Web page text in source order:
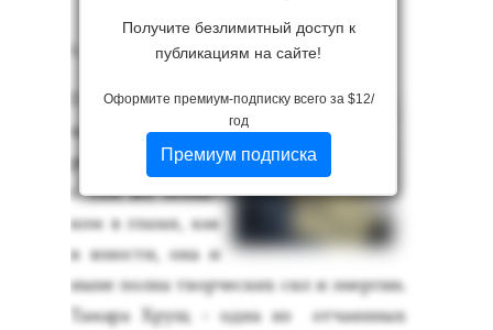
Получите безлимитный доступ к
публикациям на сайте!
Оформите премиум-подписку всего за $12/
год
Премиум подписка
1.
Го­да слов­но об­
хо­дят её сто­
роной. Строй­ная,
с тем же огонь­
ком в гла­зах, как
в юнос­ти, она и
ны­не пол­на твор­ческих сил и энер­гии.
Та­мара Хрущ - од­на из от­ча­ян­ных